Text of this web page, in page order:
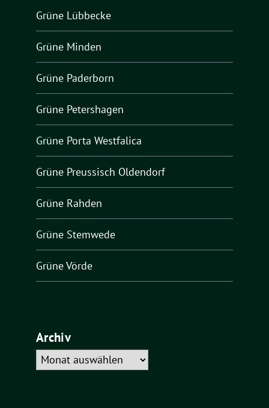
Grüne Lübbecke
Grüne Minden
Grüne Paderborn
Grüne Petershagen
Grüne Porta Westfalica
Grüne Preussisch Oldendorf
Grüne Rahden
Grüne Stemwede
Grüne Vörde
Archiv
Archiv